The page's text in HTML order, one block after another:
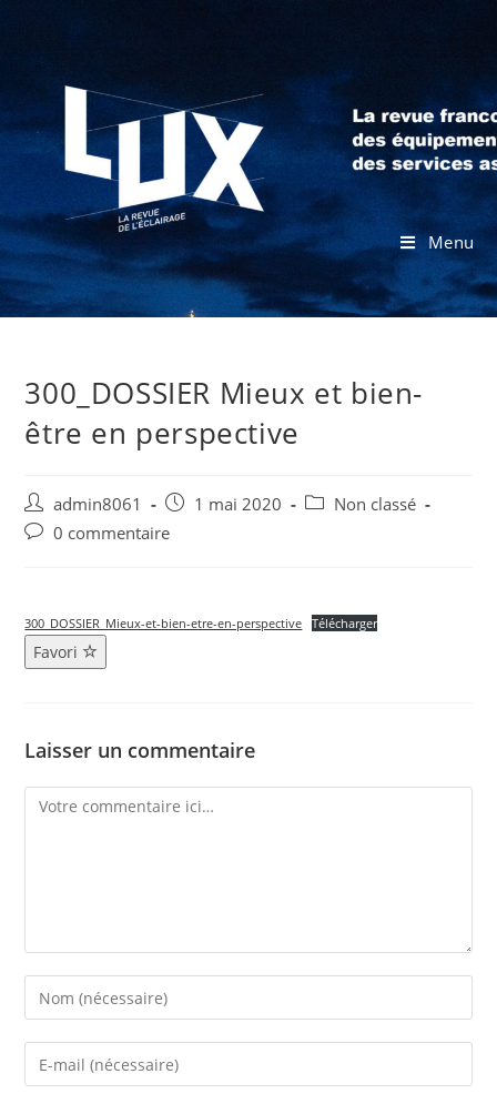
Menu
300_DOSSIER Mieux et bien-
être en perspective
admin8061 1 mai 2020
Non classé
0 commentaire
300_DOSSIER_Mieux-et-bien-etre-en-perspective Télécharger
Favori
Laisser un commentaire